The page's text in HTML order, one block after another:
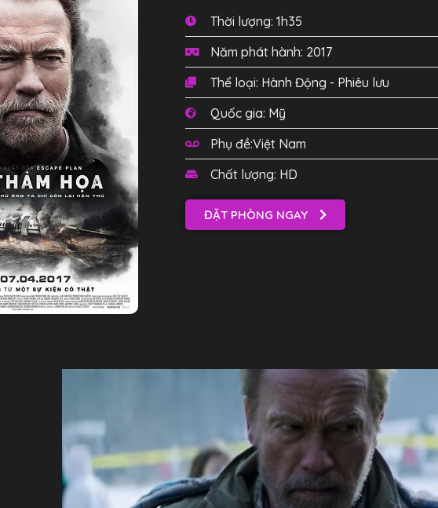
Thời lượng: 1h35
Năm phát hành: 2017
Thể loại: Hành Động - Phiêu lưu
Quốc gia: Mỹ
Phụ đề:Việt Nam
Chất lượng: HD
ĐẶT PHÒNG NGAY